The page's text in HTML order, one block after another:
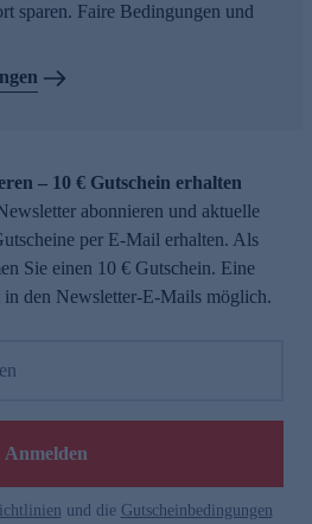
sparen. Faire Bedingungen und
– 10 € Gutschein erhalten
abonnieren und aktuelle
per E-Mail erhalten. Als
Sie einen 10 € Gutschein. Eine
den Newsletter-E-Mails möglich.
Anmelden
und die Gutscheinbedingungen